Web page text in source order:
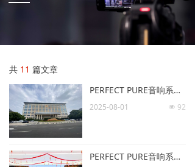
共 11 篇文章
PERFECT PURE音响系统入驻江西省赣县区发改委
넶 92
2025-08-01
PERFECT PURE音响系统入驻长春市永顺街道办事处